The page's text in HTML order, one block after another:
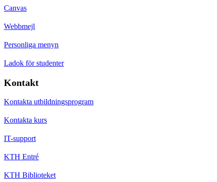
Canvas
Webbmejl
Personliga menyn
Ladok för studenter
Kontakt
Kontakta utbildningsprogram
Kontakta kurs
IT-support
KTH Entré
KTH Biblioteket